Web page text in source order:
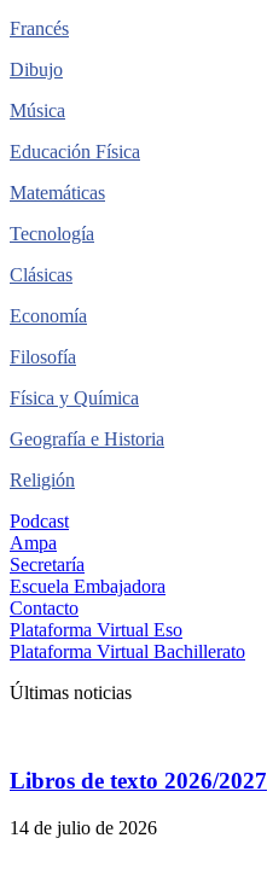
Francés
Dibujo
Música
Educación Física
Matemáticas
Tecnología
Clásicas
Economía
Filosofía
Física y Química
Geografía e Historia
Religión
Podcast
Ampa
Secretaría
Escuela Embajadora
Contacto
Plataforma Virtual Eso
Plataforma Virtual Bachillerato
Últimas noticias
Libros de texto 2026/2027
14 de julio de 2026